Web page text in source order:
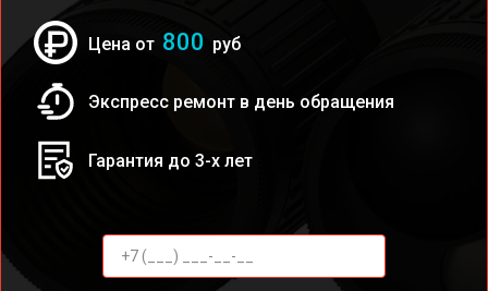
Цена от 800 руб
Экспресс ремонт в день обращения
Гарантия до 3-х лет